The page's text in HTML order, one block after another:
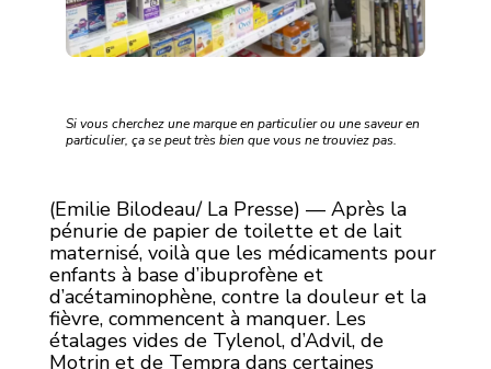
Si vous cherchez une marque en particulier ou une saveur en
particulier, ça se peut très bien que vous ne trouviez pas.
(Emilie Bilodeau/ La Presse) — Après la
pénurie de papier de toilette et de lait
maternisé, voilà que les médicaments pour
enfants à base d’ibuprofène et
d’acétaminophène, contre la douleur et la
fièvre, commencent à manquer. Les
étalages vides de Tylenol, d’Advil, de
Motrin et de Tempra dans certaines